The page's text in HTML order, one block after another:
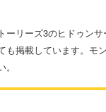
ーリーズ3のヒドゥン
も掲載しています。モ